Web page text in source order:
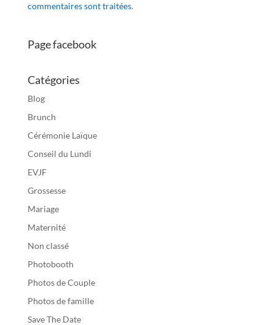
commentaires sont traitées.
Page facebook
Catégories
Blog
Brunch
Cérémonie Laïque
Conseil du Lundi
EVJF
Grossesse
Mariage
Maternité
Non classé
Photobooth
Photos de Couple
Photos de famille
Save The Date